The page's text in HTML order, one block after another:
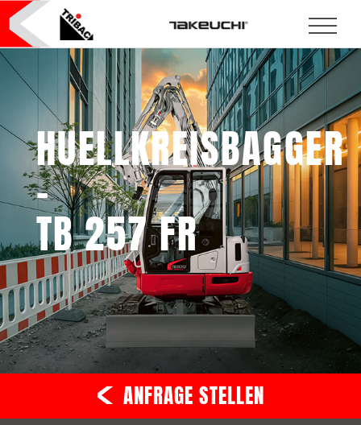
HUELLKREISBAGGER
–
TB 257 FR
ANFRAGE STELLEN